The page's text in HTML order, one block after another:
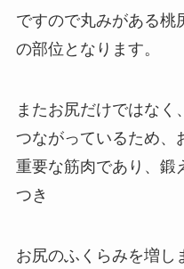
ですので丸みがある桃
の部位となります。
またお尻だけではなく
つながっているため、
重要な筋肉であり、鍛
つき
お尻のふくらみを増し